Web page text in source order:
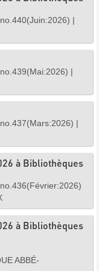
no.440(Juin:2026) |
no.439(Mai:2026) |
no.437(Mars:2026) |
à Bibliothèques
no.436(Février:2026)
à Bibliothèques
ABBÉ-